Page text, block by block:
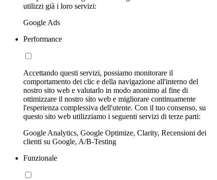
utilizzi già i loro servizi:
Google Ads
Performance
Accettando questi servizi, possiamo monitorare il
comportamento dei clic e della navigazione all'interno del
nostro sito web e valutarlo in modo anonimo al fine di
ottimizzare il nostro sito web e migliorare continuamente
l'esperienza complessiva dell'utente. Con il tuo consenso, su
questo sito web utilizziamo i seguenti servizi di terze parti:
Google Analytics, Google Optimize, Clarity, Recensioni dei
clienti su Google, A/B-Testing
Funzionale